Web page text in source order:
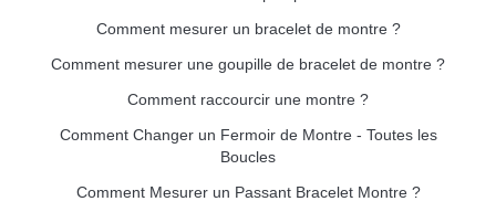
Comment mesurer un bracelet de montre ?
Comment mesurer une goupille de bracelet de montre ?
Comment raccourcir une montre ?
Comment Changer un Fermoir de Montre - Toutes les
Boucles
Comment Mesurer un Passant Bracelet Montre ?